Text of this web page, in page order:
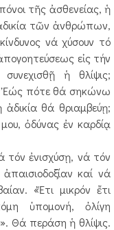
τῆς ἀσθενείας, ἡ
τῶν ἀνθρώπων,
νά χύσουν τό
εἰς τήν
ἡ θλίψις;
Ἐώς πότε θά σηκώνω
θά θριαμβεύῃ;
ὀδύνας ἐν καρδίᾳ
τόν ἐνισχύσῃ, νά τόν
καί νά
«Ἔτι μικρόν ἔτι
ὑπομονή, ὀλίγη
Θά περάση ἡ θλίψις.